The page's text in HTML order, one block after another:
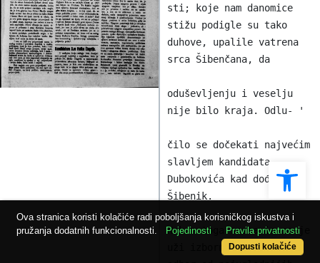
sti; koje nam danomice
stižu podigle su tako
duhove, upalile vatrena
srca Šibenčana, da
oduševljenju i veselju
nije bilo kraja. Odlu- '
čilo se dočekati najvećim
slavljem kandidata
Dubokovića kad dođe u
Šibenik.
Nakon toga sastavio se je
uži izborni
Ova stranica koristi kolačiće radi poboljšanja korisničkog iskustva i
pružanja dodatnih funkcionalnosti.
Pojedinosti Pravila privatnosti
Dopusti kolačiće